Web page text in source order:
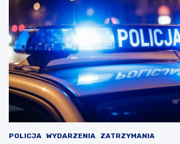
POLICJA WYDARZENIA ZATRZYMANIA